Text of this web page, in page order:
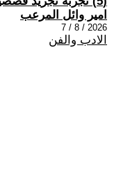
امير وائل المرعب
2026 / 8 / 7
الادب والفن